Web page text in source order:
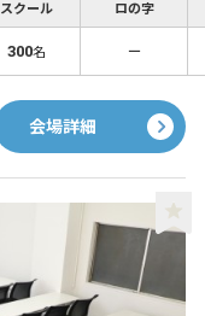
スクール ロの字
300名 －
会場詳細